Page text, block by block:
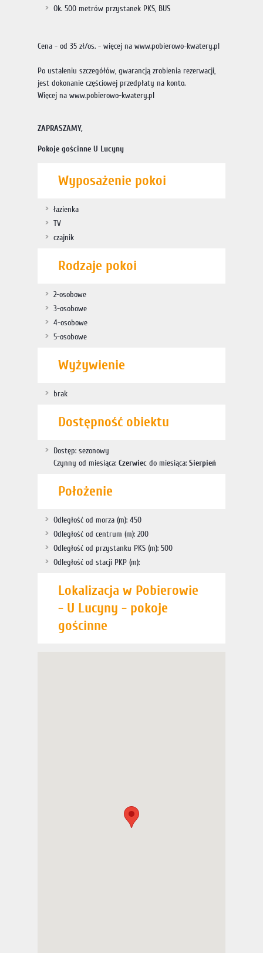
Ok. 500 metrów przystanek PKS, BUS
Cena - od 35 zł/os. - więcej na www.pobierowo-kwatery.pl
Po ustaleniu szczegółów, gwarancją zrobienia rezerwacji,
jest dokonanie częściowej przedpłaty na konto.
Więcej na www.pobierowo-kwatery.pl
ZAPRASZAMY,
Pokoje gościnne U Lucyny
Wyposażenie pokoi
łazienka
TV
czajnik
Rodzaje pokoi
2-osobowe
3-osobowe
4-osobowe
5-osobowe
Wyżywienie
brak
Dostępność obiektu
Dostęp: sezonowy
Czynny od miesiąca: Czerwiec do miesiąca: Sierpień
Położenie
Odległość od morza (m): 450
Odległość od centrum (m): 200
Odległość od przystanku PKS (m): 500
Odległość od stacji PKP (m):
Lokalizacja w Pobierowie
- U Lucyny - pokoje
gościnne